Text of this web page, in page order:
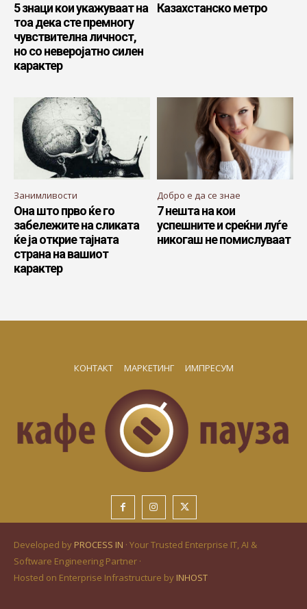
5 знаци кои укажуваат на
тоа дека сте премногу
чувствителна личност,
но со неверојатно силен
карактер
Казахстанско метро
Занимливости
Она што прво ќе го
забележите на сликата
ќе ја открие тајната
страна на вашиот
карактер
Добро е да се знае
7 нешта на кои
успешните и среќни луѓе
никогаш не помислуваат
КОНТАКТ МАРКЕТИНГ ИМПРЕСУМ
Developed by PROCESS IN · Your Trusted Enterprise IT, AI &
Software Engineering Partner ·
Hosted on Enterprise Infrastructure by INHOST